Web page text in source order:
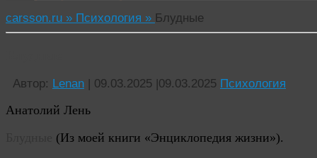
carsson.ru » Психология » Блудные
Автор: Lenan | 09.03.2025 |09.03.2025 Психология
Анатолий Лень
(Из моей книги «Энциклопедия жизни»).